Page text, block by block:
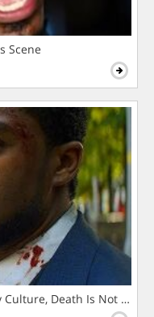
Scene
Death Is Not The